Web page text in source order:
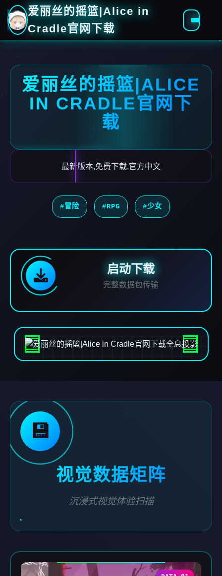
爱丽丝的摇篮|Alice in
Cradle官网下载
爱丽丝的摇篮|ALICE
IN CRADLE官网下
载
最新版本,免费下载,官方中文
#冒险 #RPG #少女
启动下载
完整数据包传输
💾
视觉数据矩阵
沉浸式视觉体验扫描